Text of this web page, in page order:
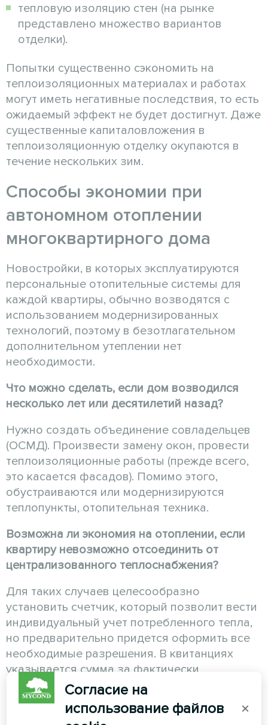
тепловую изоляцию стен (на рынке
представлено множество вариантов
отделки).
Попытки существенно сэкономить на
теплоизоляционных материалах и работах
могут иметь негативные последствия, то есть
ожидаемый эффект не будет достигнут. Даже
существенные капиталовложения в
теплоизоляционную отделку окупаются в
течение нескольких зим.
Способы экономии при
автономном отоплении
многоквартирного дома
Новостройки, в которых эксплуатируются
персональные отопительные системы для
каждой квартиры, обычно возводятся с
использованием модернизированных
технологий, поэтому в безотлагательном
дополнительном утеплении нет
необходимости.
Что можно сделать, если дом возводился
несколько лет или десятилетий назад?
Нужно создать объединение совладельцев
(ОСМД). Произвести замену окон, провести
теплоизоляционные работы (прежде всего,
это касается фасадов). Помимо этого,
обустраиваются или модернизируются
теплопункты, отопительная техника.
Возможна ли экономия на отоплении, если
квартиру невозможно отсоединить от
централизованного теплоснабжения?
Для таких случаев целесообразно
установить счетчик, который позволит вести
индивидуальный учет потребленного тепла,
но предварительно придется оформить все
необходимые разрешения. В квитанциях
указывается сумма за фактически
потребленное тепло и дополнительно -
стоимость общедомового отопления
(подогрев подъездов).
Согласие на
использование файлов
×